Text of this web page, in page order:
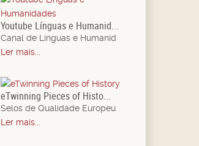
Youtube Línguas e Humanid...
Canal de Línguas e Humanid
Ler mais...
eTwinning Pieces of Histo...
Selos de Qualidade Europeu
Ler mais...